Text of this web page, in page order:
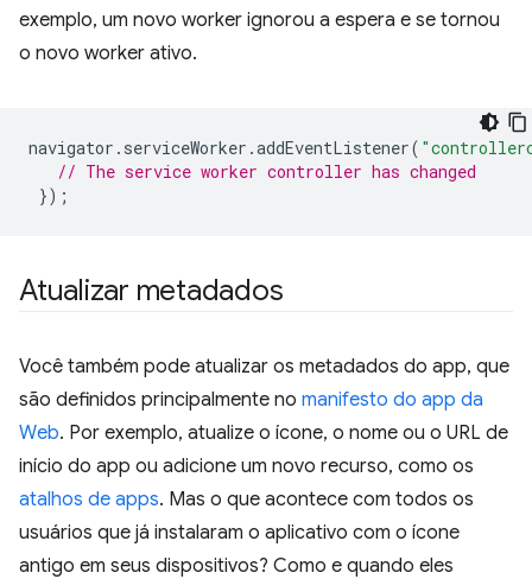
exemplo, um novo worker ignorou a espera e se tornou
o novo worker ativo.
navigator . serviceWorker .addEventListener(
// The service worker controller has changed
});
Atualizar metadados
Você também pode atualizar os metadados do app, que
são definidos principalmente no manifesto do app da
Web. Por exemplo, atualize o ícone, o nome ou o URL de
início do app ou adicione um novo recurso, como os
atalhos de apps. Mas o que acontece com todos os
usuários que já instalaram o aplicativo com o ícone
antigo em seus dispositivos? Como e quando eles